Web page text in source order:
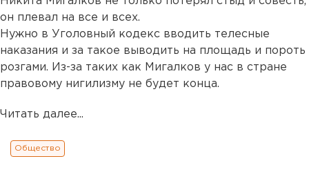
он плевал на все и всех.
Нужно в Уголовный кодекс вводить телесные
наказания и за такое выводить на площадь и пороть
розгами. Из-за таких как Мигалков у нас в стране
правовому нигилизму не будет конца.
Читать далее...
Общество